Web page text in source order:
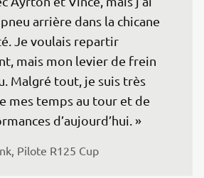
arrière dans la chicane
Je voulais repartir
mais mon levier de frein
Malgré tout, je suis très
mes temps au tour et de
d’aujourd’hui. »
Pilote R125 Cup